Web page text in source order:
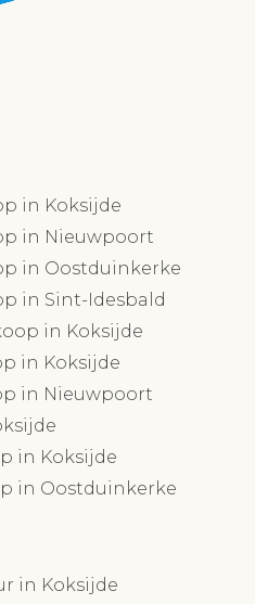
in Koksijde
in Nieuwpoort
in Oostduinkerke
in Sint-Idesbald
in Koksijde
in Koksijde
in Nieuwpoort
in Koksijde
in Oostduinkerke
in Koksijde